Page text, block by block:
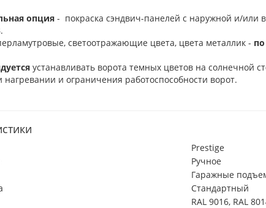
опция - покраска сэндвич-панелей с наружной и/или
светоотражающие цвета, цвета металлик -
устанавливать ворота темных цветов на солнечной
нагревании и ограничения работоспособности ворот.
Prestige
Ручное
Гаражные
Стандартный
RAL 9016, RAL